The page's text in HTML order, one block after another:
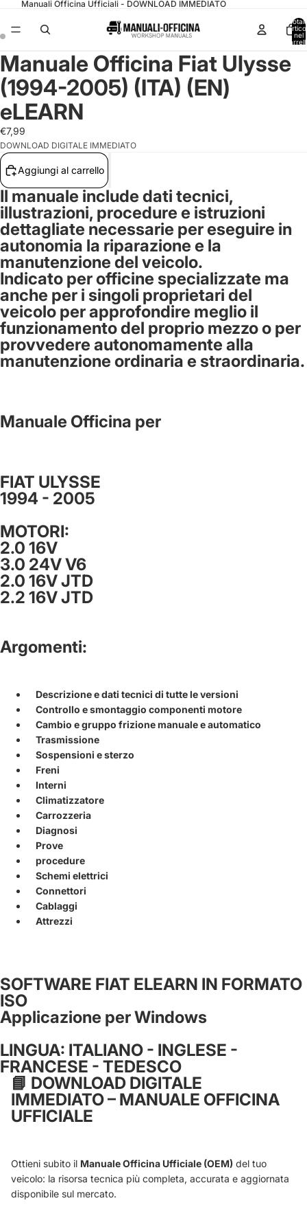
Manuali Officina Ufficiali - DOWNLOAD IMMEDIATO
nel
Manuale Officina Fiat Ulysse
(1994-2005) (ITA) (EN)
eLEARN
€7,99
DOWNLOAD DIGITALE IMMEDIATO
Aggiungi al carrello
Il manuale include dati tecnici,
illustrazioni, procedure e istruzioni
dettagliate necessarie per eseguire in
autonomia la riparazione e la
manutenzione del veicolo.
Indicato per officine specializzate ma
anche per i singoli proprietari del
veicolo per approfondire meglio il
funzionamento del proprio mezzo o per
provvedere autonomamente alla
manutenzione ordinaria e straordinaria.
Manuale Officina per
FIAT ULYSSE
1994 - 2005
MOTORI:
2.0 16V
3.0 24V V6
2.0 16V JTD
2.2 16V JTD
Argomenti:
Descrizione e dati tecnici di tutte le versioni
Controllo e smontaggio componenti motore
Cambio e gruppo frizione manuale e automatico
Trasmissione
Sospensioni e sterzo
Freni
Interni
Climatizzatore
Carrozzeria
Diagnosi
Prove
procedure
Schemi elettrici
Connettori
Cablaggi
Attrezzi
SOFTWARE FIAT ELEARN IN FORMATO
ISO
Applicazione per Windows
LINGUA: ITALIANO - INGLESE -
FRANCESE - TEDESCO
📘 DOWNLOAD DIGITALE
IMMEDIATO – MANUALE OFFICINA
UFFICIALE
Ottieni subito il Manuale Officina Ufficiale (OEM) del tuo
veicolo: la risorsa tecnica più completa, accurata e aggiornata
disponibile sul mercato.